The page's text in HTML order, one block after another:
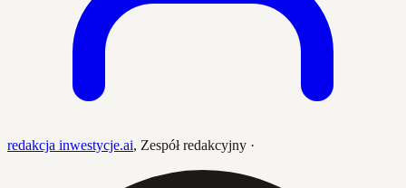
redakcja inwestycje.ai, Zespół redakcyjny ·